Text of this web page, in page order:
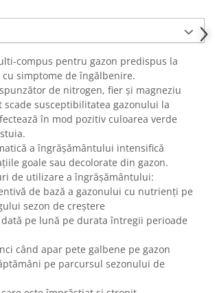
- CUTIE / KG
- ECOLOGICE
- FLORI
- FLORI - GEL
/ Lumanari
gradina
compus pentru gazon predispus la
simptome de îngălbenire.
de nitrogen, fier și magneziu
scade susceptibilitatea gazonului la
în mod pozitiv culoarea verde
a îngrășământului intensifică
goale sau decolorate din gazon.
de utilizare a îngrășământului:
de bază a gazonului cu nutrienți pe
sezon de creștere
dată pe lună pe durata întregii perioade
când apar pete galbene pe gazon
pe parcursul sezonului de